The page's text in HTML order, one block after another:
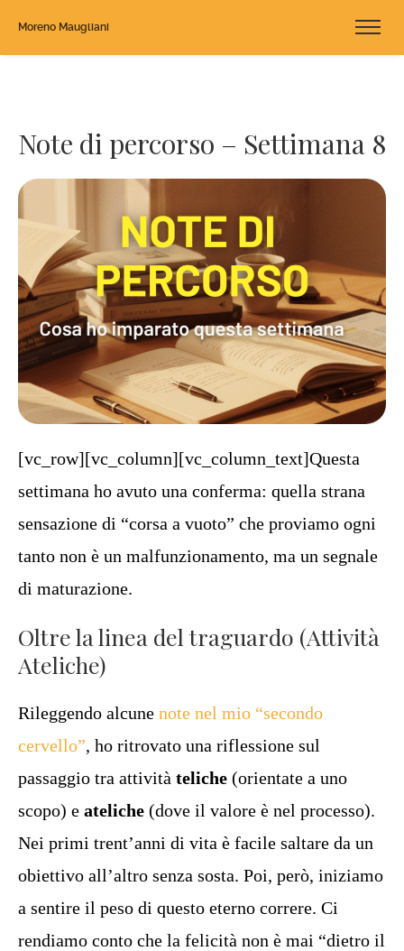
Moreno Maugliani
Note di percorso – Settimana 8
[vc_row][vc_column][vc_column_text]Questa
settimana ho avuto una conferma: quella strana
sensazione di “corsa a vuoto” che proviamo ogni
tanto non è un malfunzionamento, ma un segnale
di maturazione.
Oltre la linea del traguardo (Attività
Ateliche)
Rileggendo alcune note nel mio “secondo
cervello”, ho ritrovato una riflessione sul
passaggio tra attività teliche (orientate a uno
scopo) e ateliche (dove il valore è nel processo).
Nei primi trent’anni di vita è facile saltare da un
obiettivo all’altro senza sosta. Poi, però, iniziamo
a sentire il peso di questo eterno correre. Ci
rendiamo conto che la felicità non è mai “dietro il